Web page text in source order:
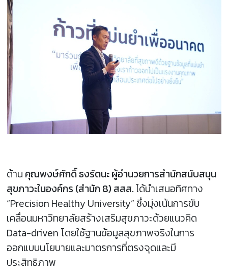
ด้าน คุณพงษ์ศักดิ์ ธงรัตนะ ผู้อำนวยการสำนักสนับสนุน
สุขภาวะในองค์กร (สำนัก 8) สสส.ได้นำเสนอทิศทาง
“Precision Healthy University” ซึ่งมุ่งเน้นการขับ
เคลื่อนมหาวิทยาลัยสร้างเสริมสุขภาวะด้วยแนวคิด
Data-driven โดยใช้ฐานข้อมูลสุขภาพจริงในการ
ออกแบบนโยบายและมาตรการที่ตรงจุดและมี
ประสิทธิภาพ